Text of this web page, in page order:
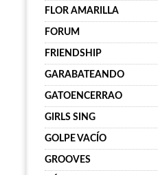
FLOR AMARILLA
FORUM
FRIENDSHIP
GARABATEANDO
GATOENCERRAO
GIRLS SING
GOLPE VACÍO
GROOVES